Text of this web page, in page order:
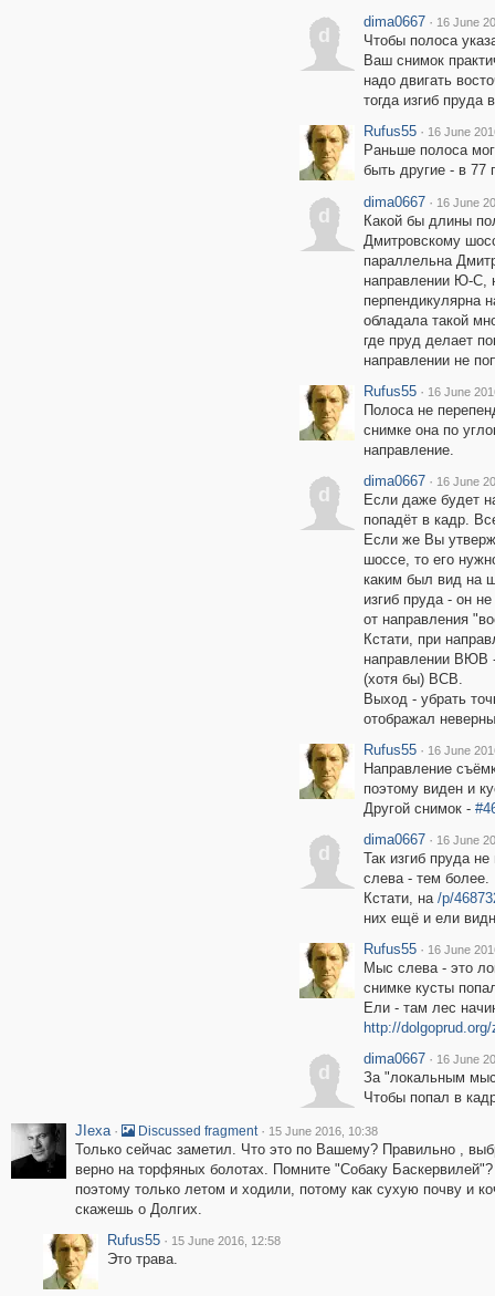
d
dima0667 · 16 June
Чтобы полоса
Ваш снимок
надо двигать
тогда изгиб пруда
Rufus55 · 16 June
Раньше полоса
быть другие - в 77
d
dima0667 · 16 June
Какой бы длины
Дмитровскому
параллельна
направлении Ю-С,
перпендикулярна
обладала такой
где пруд делает
направлении не
Rufus55 · 16 June
Полоса не
снимке она по
направление.
d
dima0667 · 16 June
Если даже будет
попадёт в кадр.
Если же Вы
шоссе, то его
каким был вид на
изгиб пруда - он
от направления
Кстати, при
направлении ВЮВ
(хотя бы) ВСВ.
Выход - убрать
отображал
Rufus55 · 16 June
Направление
поэтому виден и
Другой снимок -
d
dima0667 · 16 June
Так изгиб пруда
слева - тем более.
Кстати, на /p/
них ещё и ели
Rufus55 · 16 June
Мыс слева - это
снимке кусты
Ели - там лес
http://
d
dima0667 · 16 June
За "локальным
Чтобы попал в
JIexa · Discussed fragment · 15 June 2016, 10:38
Только сейчас заметил. Что это по Вашему? Правильно ,
верно на торфяных болотах. Помните "Собаку
поэтому только летом и ходили, потому как сухую почву и
скажешь о Долгих.
Rufus55 · 15 June 2016, 12:58
Это трава.